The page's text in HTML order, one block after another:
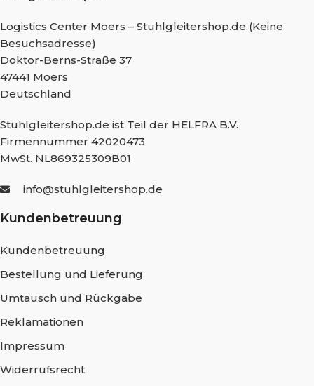
Logistics Center Moers – Stuhlgleitershop.de (Keine
Besuchsadresse)
Doktor-Berns-Straße 37
47441 Moers
Deutschland
Stuhlgleitershop.de ist Teil der HELFRA B.V.
Firmennummer 42020473
MwSt. NL869325309B01
info@stuhlgleitershop.de
Kundenbetreuung
Kundenbetreuung
Bestellung und Lieferung
Umtausch und Rückgabe
Reklamationen
Impressum
Widerrufsrecht